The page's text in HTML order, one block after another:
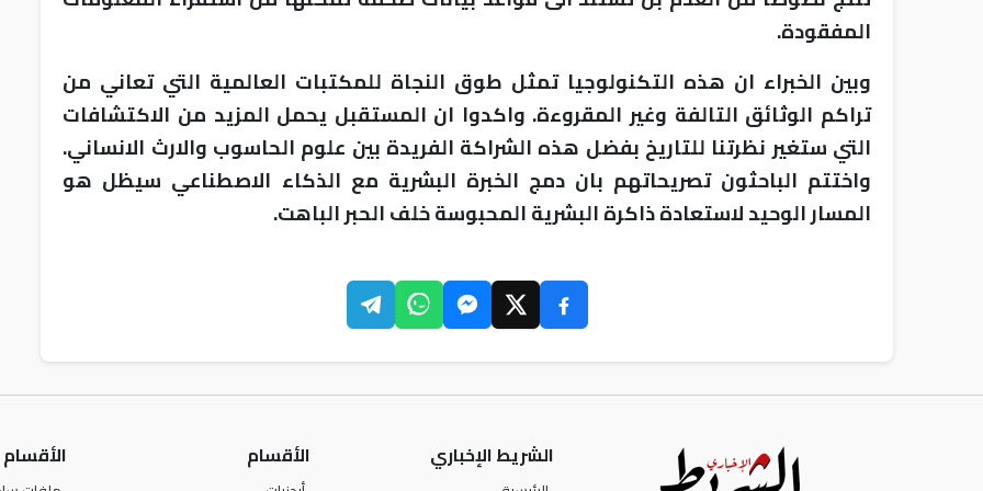
المفقودة.
وبين الخبراء ان هذه التكنولوجيا تمثل طوق النجاة للمكتبات العالمية التي تعاني من
تراكم الوثائق التالفة وغير المقروءة. واكدوا ان المستقبل يحمل المزيد من الاكتشافات
التي ستغير نظرتنا للتاريخ بفضل هذه الشراكة الفريدة بين علوم الحاسوب والارث الانساني.
واختتم الباحثون تصريحاتهم بان دمج الخبرة البشرية مع الذكاء الاصطناعي سيظل هو
المسار الوحيد لاستعادة ذاكرة البشرية المحبوسة خلف الحبر الباهت.
الشريط الإخباري الأقسام الأقسام